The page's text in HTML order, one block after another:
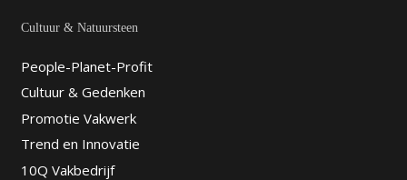
Cultuur & Natuursteen
People-Planet-Profit
Cultuur & Gedenken
Promotie Vakwerk
Trend en Innovatie
10Q Vakbedrijf